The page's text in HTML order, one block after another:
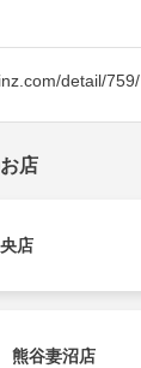
detail/759/
店
店
熊谷妻沼店